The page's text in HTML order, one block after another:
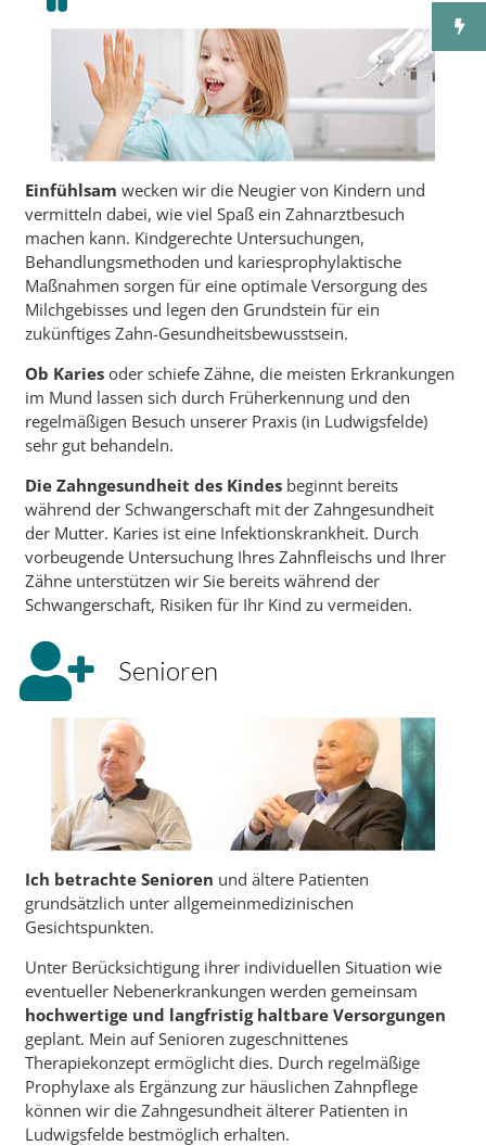
Einfühlsam wecken wir die Neugier von Kindern und
vermitteln dabei, wie viel Spaß ein Zahnarztbesuch
machen kann. Kindgerechte Untersuchungen,
Behandlungsmethoden und kariesprophylaktische
Maßnahmen sorgen für eine optimale Versorgung des
Milchgebisses und legen den Grundstein für ein
zukünftiges Zahn-Gesundheitsbewusstsein.
Ob Kariesoder schiefe Zähne, die meisten Erkrankungen
im Mund lassen sich durch Früherkennung und den
regelmäßigen Besuch unserer Praxis (in Ludwigsfelde)
sehr gut behandeln.
Die Zahngesundheit des Kindesbeginnt bereits
während der Schwangerschaft mit der Zahngesundheit
der Mutter. Karies ist eine Infektionskrankheit. Durch
vorbeugende Untersuchung Ihres Zahnfleischs und Ihrer
Zähne unterstützen wir Sie bereits während der
Schwangerschaft, Risiken für Ihr Kind zu vermeiden.
Senioren
Ich betrachte Senioren und ältere Patienten
grundsätzlich unter allgemeinmedizinischen
Gesichtspunkten.
Unter Berücksichtigung ihrer individuellen Situation wie
eventueller Nebenerkrankungen werden gemeinsam
hochwertige und langfristig haltbare Versorgungen
geplant. Mein auf Senioren zugeschnittenes
Therapiekonzept ermöglicht dies. Durch regelmäßige
Prophylaxe als Ergänzung zur häuslichen Zahnpflege
können wir die Zahngesundheit älterer Patienten in
Ludwigsfelde bestmöglich erhalten.